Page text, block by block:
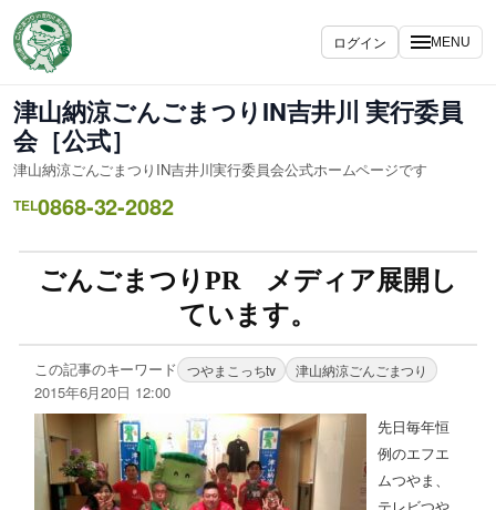
ログイン MENU
津山納涼ごんごまつりIN吉井川 実行委員
会［公式］
津山納涼ごんごまつりIN吉井川実行委員会公式ホームページです
TEL0868-32-2082
ごんごまつりPR メディア展開し
ています。
この記事のキーワード つやまこっちtv 津山納涼ごんごまつり
2015年6月20日 12:00
先日毎年恒
例のエフエ
ムつやま、
テレビつや